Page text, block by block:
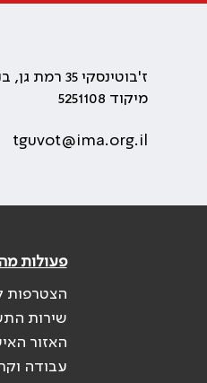
ז'בוטינסקי 35 רמת גן, בניין התאומים 2
מיקוד 5251108
tguvot@ima.org.il
פעולות
הצטרפות
שירות
האזור
עבודה